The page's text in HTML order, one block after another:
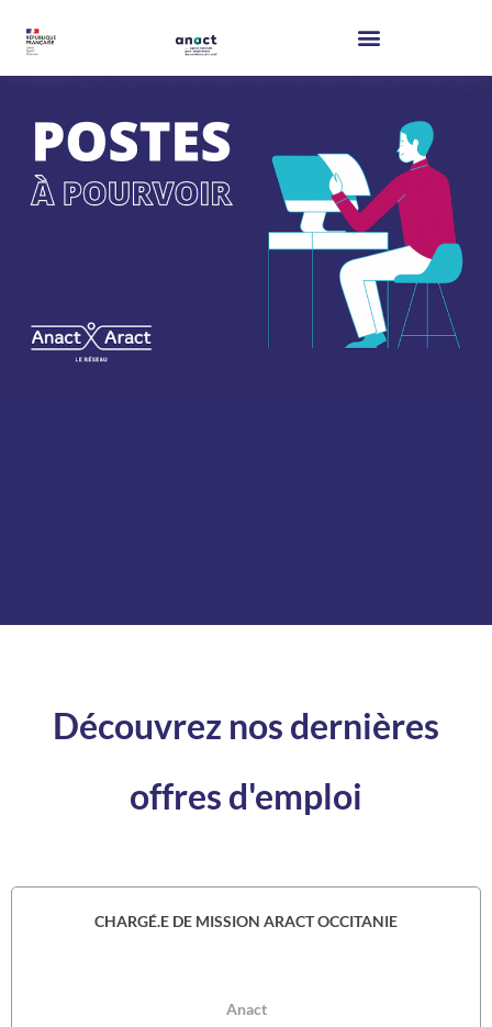
Découvrez nos dernières
offres d'emploi
CHARGÉ.E DE MISSION ARACT OCCITANIE
Anact